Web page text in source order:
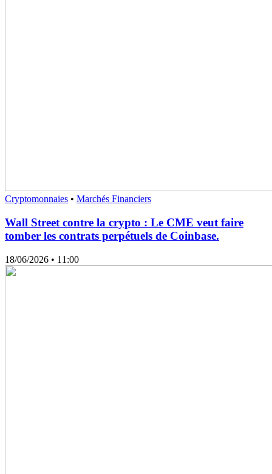
Cryptomonnaies • Marchés Financiers
Wall Street contre la crypto : Le CME veut faire
tomber les contrats perpétuels de Coinbase.
18/06/2026 • 11:00